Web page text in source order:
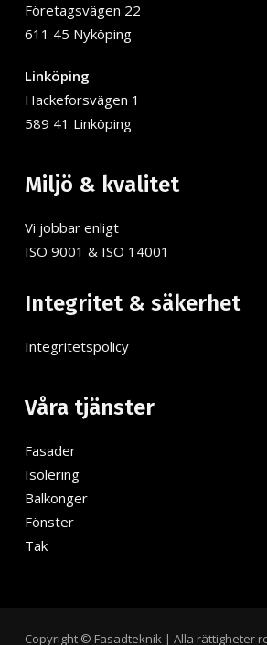
Företagsvägen 22
611 45 Nyköping
Linköping
Hackeforsvägen 1
589 41 Linköping
Miljö & kvalitet
Vi jobbar enligt
ISO 9001 & ISO 14001
Integritet & säkerhet
Integritetspolicy
Våra tjänster
Fasader
Isolering
Balkonger
Fönster
Tak
Copyright © Fasadteknik | Alla rättigheter